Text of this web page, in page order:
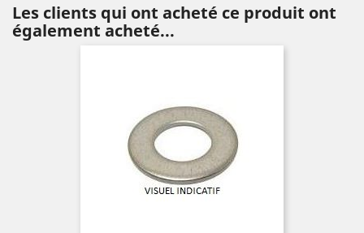
Les clients qui ont acheté ce produit ont
également acheté...